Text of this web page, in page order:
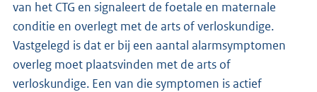
van het CTG en signaleert de foetale en maternale
conditie en overlegt met de arts of verloskundige.
Vastgelegd is dat er bij een aantal alarmsymptomen
overleg moet plaatsvinden met de arts of
verloskundige. Een van die symptomen is actief